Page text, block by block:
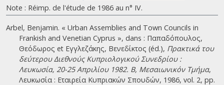
Note : Réimp. de l'étude de 1986 au n° IV.
Arbel, Benjamin. « Urban Assemblies and Town Councils in
Frankish and Venetian Cyprus », dans : Παπαδόπουλος,
Θεόδωρος et Εγγλεζάκης, Βενεδίκτος (éd.), Πρακτικά του
δεύτερου Διεθνούς Κυπριολογικού Συνεδρίου :
Λευκωσία, 20-25 Απριλίου 1982. B, Μεσαιωνικόν Τμήμα,
Λευκωσία : Εταιρεία Κυπριακών Σπουδών, 1986, vol. 2, pp.